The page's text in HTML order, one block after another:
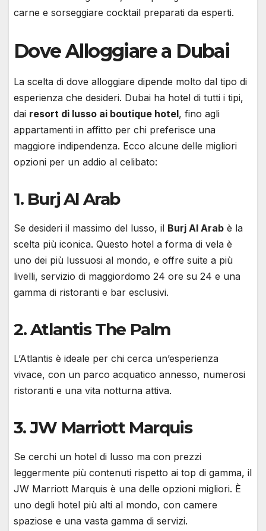
carne e sorseggiare cocktail preparati da esperti.
Dove Alloggiare a Dubai
La scelta di dove alloggiare dipende molto dal tipo di
esperienza che desideri. Dubai ha hotel di tutti i tipi,
dai resort di lusso ai boutique hotel, fino agli
appartamenti in affitto per chi preferisce una
maggiore indipendenza. Ecco alcune delle migliori
opzioni per un addio al celibato:
1. Burj Al Arab
Se desideri il massimo del lusso, il Burj Al Arab è la
scelta più iconica. Questo hotel a forma di vela è
uno dei più lussuosi al mondo, e offre suite a più
livelli, servizio di maggiordomo 24 ore su 24 e una
gamma di ristoranti e bar esclusivi.
2.Atlantis The Palm
L’Atlantis è ideale per chi cerca un’esperienza
vivace, con un parco acquatico annesso, numerosi
ristoranti e una vita notturna attiva.
3.JW Marriott Marquis
Se cerchi un hotel di lusso ma con prezzi
leggermente più contenuti rispetto ai top di gamma, il
JW Marriott Marquis è una delle opzioni migliori. È
uno degli hotel più alti al mondo, con camere
spaziose e una vasta gamma di servizi.